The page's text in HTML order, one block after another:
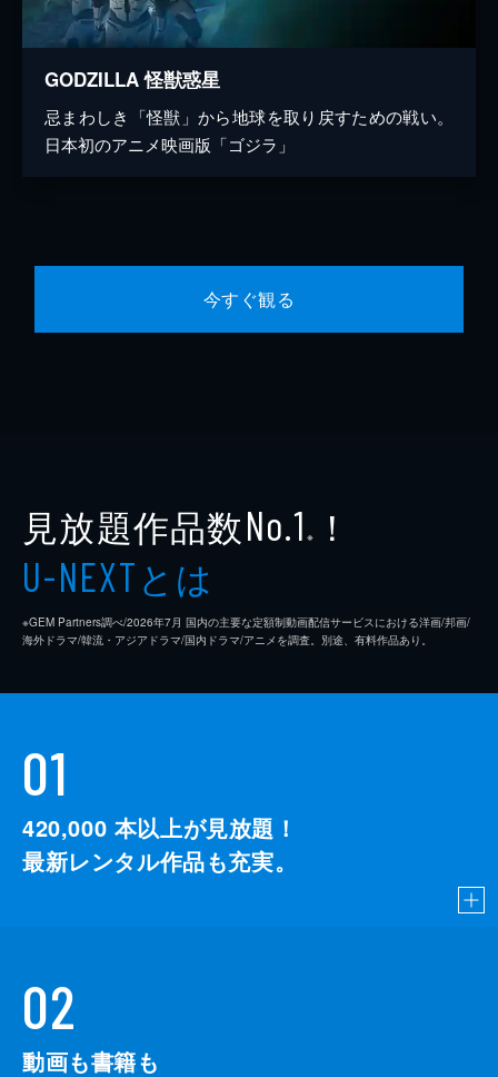
GODZILLA 怪獣惑星
忌まわしき「怪獣」から地球を取り戻すための戦い。
日本初のアニメ映画版「ゴジラ」
今すぐ観る
見放題作品数No.1 ※ ！
U-NEXTとは
※GEM Partners調べ/2026年7⽉ 国内の主要な定額制動画配信サービスにおける洋画/邦画/
海外ドラマ/韓流・アジアドラマ/国内ドラマ/アニメを調査。別途、有料作品あり。
01
420,000 本以上が見放題！
最新レンタル作品も充実。
02
動画も書籍も